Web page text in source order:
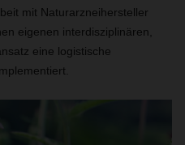
mit Naturarzneihersteller
eigenen interdisziplinären,
eine logistische